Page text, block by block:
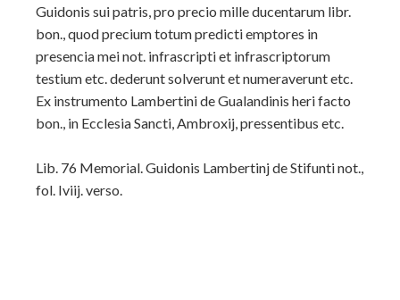
Guidonis sui patris, pro precio mille ducentarum libr.
bon., quod precium totum predicti emptores in
presencia mei not. infrascripti et infrascriptorum
testium etc. dederunt solverunt et numeraverunt etc.
Ex instrumento Lambertini de Gualandinis heri facto
bon., in Ecclesia Sancti, Ambroxij, pressentibus etc.
Lib. 76 Memorial. Guidonis Lambertinj de Stifunti not.,
fol. Iviij. verso.